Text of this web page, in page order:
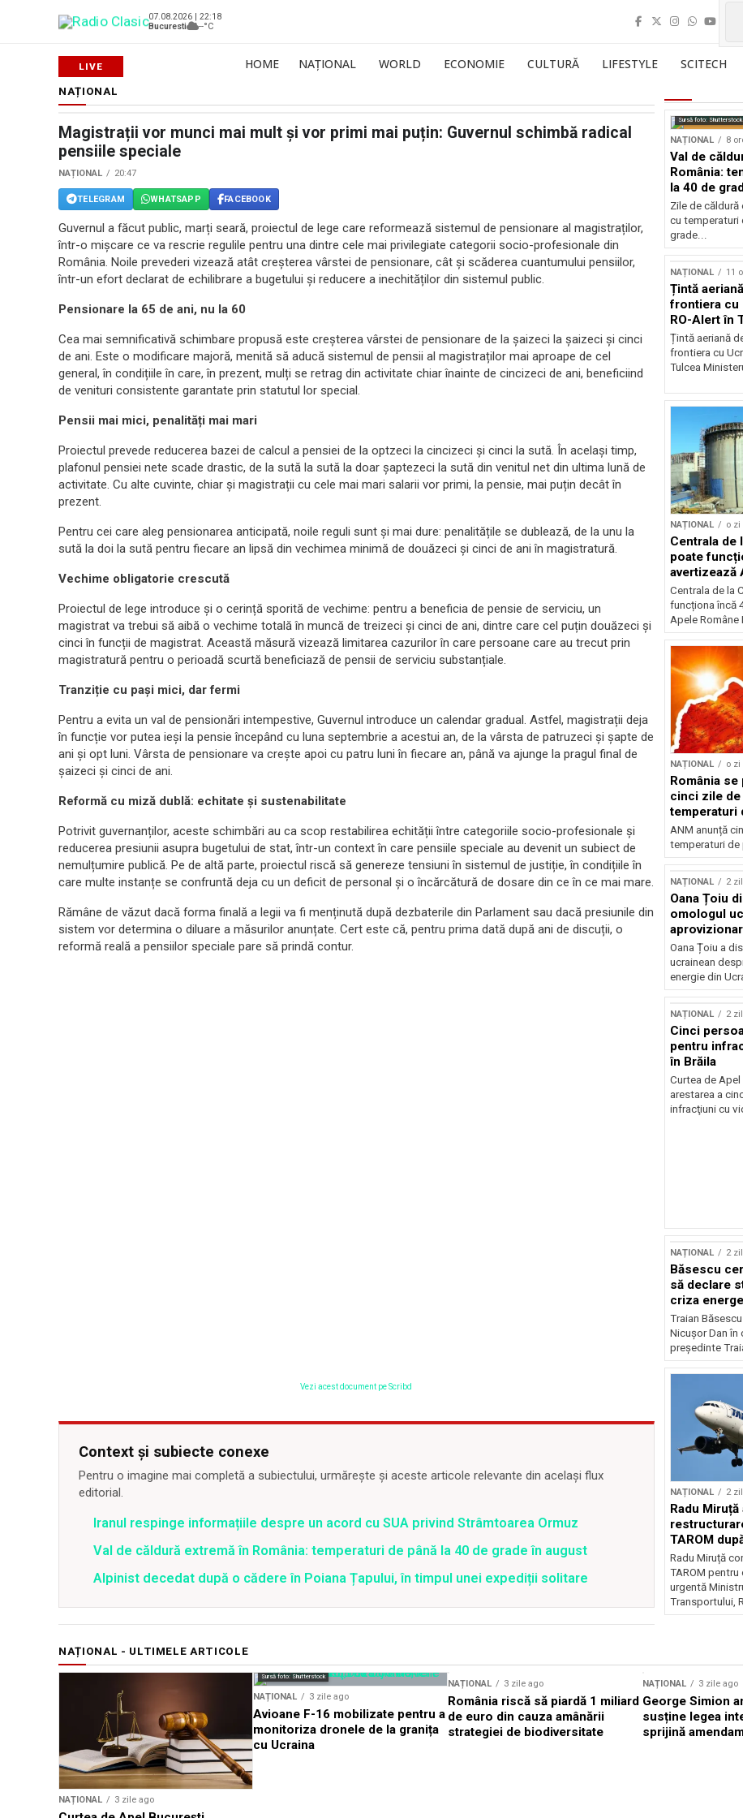
07.08.2026 | 22:18
Bucuresti
--°C
HOME NAȚIONAL WORLD ECONOMIE CULTURĂ LIFESTYLE SCITECH
NAȚIONAL
Magistrații vor munci mai mult și vor primi mai puțin: Guvernul schimbă radical
pensiile speciale
NAȚIONAL 20:47
TELEGRAM WHATSAPP FACEBOOK
Guvernul a făcut public, marți seară, proiectul de lege care reformează sistemul de pensionare al magistraților,
într-o mișcare ce va rescrie regulile pentru una dintre cele mai privilegiate categorii socio-profesionale din
România. Noile prevederi vizează atât creșterea vârstei de pensionare, cât și scăderea cuantumului pensiilor,
într-un efort declarat de echilibrare a bugetului și reducere a inechităților din sistemul public.
Pensionare la 65 de ani, nu la 60
Cea mai semnificativă schimbare propusă este creșterea vârstei de pensionare de la șaizeci la șaizeci și cinci
de ani. Este o modificare majoră, menită să aducă sistemul de pensii al magistraților mai aproape de cel
general, în condițiile în care, în prezent, mulți se retrag din activitate chiar înainte de cincizeci de ani, beneficiind
de venituri consistente garantate prin statutul lor special.
Pensii mai mici, penalități mai mari
Proiectul prevede reducerea bazei de calcul a pensiei de la optzeci la cincizeci și cinci la sută. În același timp,
plafonul pensiei nete scade drastic, de la sută la sută la doar șaptezeci la sută din venitul net din ultima lună de
activitate. Cu alte cuvinte, chiar și magistrații cu cele mai mari salarii vor primi, la pensie, mai puțin decât în
prezent.
Pentru cei care aleg pensionarea anticipată, noile reguli sunt și mai dure: penalitățile se dublează, de la unu la
sută la doi la sută pentru fiecare an lipsă din vechimea minimă de douăzeci și cinci de ani în magistratură.
Vechime obligatorie crescută
Proiectul de lege introduce și o cerință sporită de vechime: pentru a beneficia de pensie de serviciu, un
magistrat va trebui să aibă o vechime totală în muncă de treizeci și cinci de ani, dintre care cel puțin douăzeci și
cinci în funcții de magistrat. Această măsură vizează limitarea cazurilor în care persoane care au trecut prin
magistratură pentru o perioadă scurtă beneficiază de pensii de serviciu substanțiale.
Tranziție cu pași mici, dar fermi
Pentru a evita un val de pensionări intempestive, Guvernul introduce un calendar gradual. Astfel, magistrații deja
în funcție vor putea ieși la pensie începând cu luna septembrie a acestui an, de la vârsta de patruzeci și șapte de
ani și opt luni. Vârsta de pensionare va crește apoi cu patru luni în fiecare an, până va ajunge la pragul final de
șaizeci și cinci de ani.
Reformă cu miză dublă: echitate și sustenabilitate
Potrivit guvernanților, aceste schimbări au ca scop restabilirea echității între categoriile socio-profesionale și
reducerea presiunii asupra bugetului de stat, într-un context în care pensiile speciale au devenit un subiect de
nemulțumire publică. Pe de altă parte, proiectul riscă să genereze tensiuni în sistemul de justiție, în condițiile în
care multe instanțe se confruntă deja cu un deficit de personal și o încărcătură de dosare din ce în ce mai mare.
Rămâne de văzut dacă forma finală a legii va fi menținută după dezbaterile din Parlament sau dacă presiunile din
sistem vor determina o diluare a măsurilor anunțate. Cert este că, pentru prima dată după ani de discuții, o
reformă reală a pensiilor speciale pare să prindă contur.
Vezi acest document pe Scribd
Context și subiecte conexe
Pentru o imagine mai completă a subiectului, urmărește și aceste articole relevante din același flux
editorial.
Iranul respinge informațiile despre un acord cu SUA privind Strâmtoarea Ormuz
Val de căldură extremă în România: temperaturi de până la 40 de grade în august
Alpinist decedat după o cădere în Poiana Țapului, în timpul unei expediții solitare
Sursă foto: Shutterstock
NAȚIONAL 8
Val de
România:
la 40 de
Zile de căldură
cu temperaturi
grade...
NAȚIONAL 11
Țintă
frontiera cu
RO-Alert în
Țintă aeriană
frontiera cu
Tulcea
NAȚIONAL o zi
Centrala de
poate
avertizează
Centrala de la
funcționa încă
Apele Române
NAȚIONAL o zi
România
cinci zile
temperaturi
grade
ANM anunță
temperaturi de
NAȚIONAL 2
Oana Țoiu
omologul
Ucraina
Oana Țoiu a
ucrainean
energie din
NAȚIONAL 2
Cinci
pentru
în Brăila
Curtea de
arestarea a
infracţiuni cu
NAȚIONAL 2
Băsescu
să declare
criza
Traian
Nicușor Dan în
președinte
NAȚIONAL 2
Radu Miruță
TAROM
Radu Miruță
TAROM
urgentă
Transportului,
NAȚIONAL - ULTIMELE ARTICOLE
NAȚIONAL 3 zile ago
Sursă foto: Shutterstock
NAȚIONAL 3 zile ago
Avioane F-16 mobilizate pentru a
monitoriza dronele de la granița
cu Ucraina
NAȚIONAL 3 zile ago
România riscă să piardă 1 miliard
de euro din cauza amânării
strategiei de biodiversitate
NAȚIONAL 3 zile ago
George Simion
susține legea
sprijină